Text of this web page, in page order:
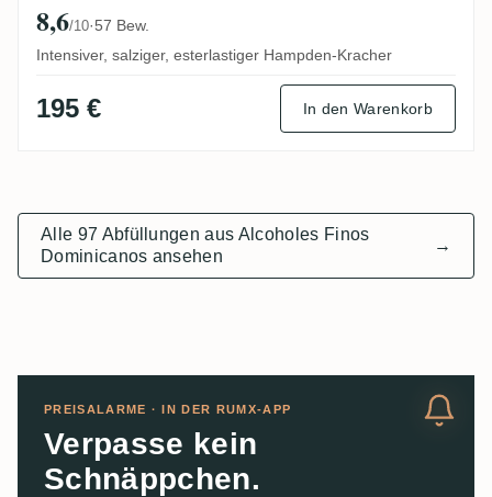
8,6/10·57 Bew.
Intensiver, salziger, esterlastiger Hampden-Kracher
195 € In den Warenkorb
Alle 97 Abfüllungen aus Alcoholes Finos
Dominicanos ansehen
→
PREISALARME · IN DER RUMX-APP
Verpasse kein
Schnäppchen.